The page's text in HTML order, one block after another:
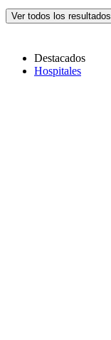
Ver todos los resultados
Destacados
Hospitales